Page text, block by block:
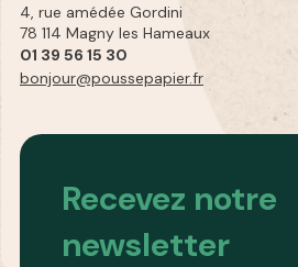
4, rue amédée Gordini
78 114 Magny les Hameaux
01 39 56 15 30
bonjour@poussepapier.fr
Recevez notre
newsletter